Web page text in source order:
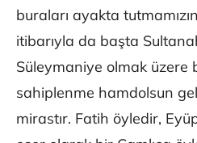
buraları ayakta
itibarıyla da başta
Süleymaniye olmak üzere
sahiplenme hamdolsun
mirastır. Fatih öyledir,